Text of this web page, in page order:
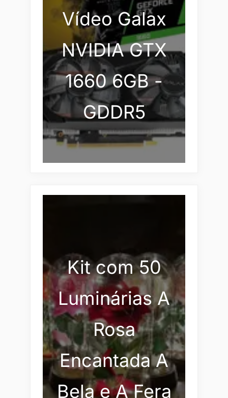
Vídeo Galax
NVIDIA GTX
1660 6GB -
GDDR5
Kit com 50
Luminárias A
Rosa
Encantada A
Bela e A Fera